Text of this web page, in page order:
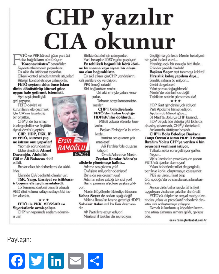
Paylaşın:
Facebook
Twitter
LinkedIn
Email